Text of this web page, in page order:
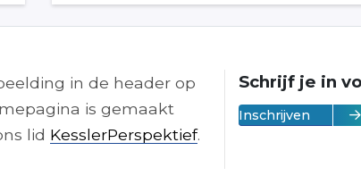
in de header op
is gemaakt
lid KesslerPerspektief.
Schrijf je in
Inschrijven